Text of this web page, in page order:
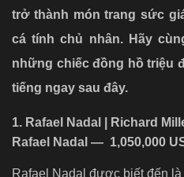
trở thành món trang sức
cá tính chủ nhân. Hãy
những chiếc đồng hồ triệu
tiếng ngay sau đây.
1. Rafael Nadal | Richard
Rafael Nadal — 1,050,000
Rafael Nadal được biết đến